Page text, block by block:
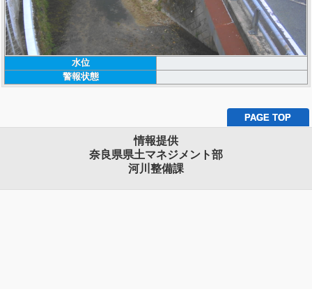
水位
警報状態
PAGE TOP
情報提供
奈良県県土マネジメント部
河川整備課